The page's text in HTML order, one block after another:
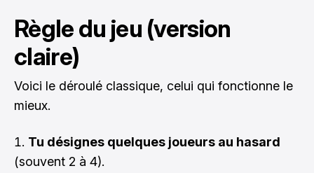
Règle du jeu (version
claire)
Voici le déroulé classique, celui qui fonctionne le
mieux.
Tu désignes quelques joueurs au hasard
(souvent 2 à 4).